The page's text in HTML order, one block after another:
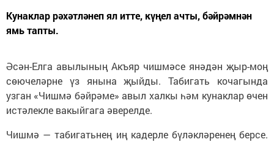
Кунаклар рәхәтләнеп ял итте, күңел ачты, бәйрәмнән
ямь тапты.
Әсән-Елга авылының Акъяр чишмәсе янәдән җыр-моң
сөючеләрне үз янына җыйды. Табигать кочагында
узган «Чишмә бәйрәме» авыл халкы һәм кунаклар өчен
истәлекле вакыйгага әверелде.
Чишмә — табигатьнең иң кадерле бүләкләренең берсе.